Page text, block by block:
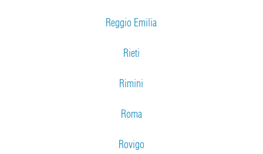
Reggio Emilia
Rieti
Rimini
Roma
Rovigo